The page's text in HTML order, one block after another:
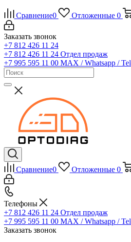
Сравнение0 Отложенные 0
Заказать звонок
+7 812 426 11 24
+7 812 426 11 24 Отдел продаж
+7 995 595 11 00 MAX / Whatsapp /
Сравнение0 Отложенные 0
Телефоны
+7 812 426 11 24 Отдел продаж
+7 995 595 11 00 MAX / Whatsapp /
Заказать звонок